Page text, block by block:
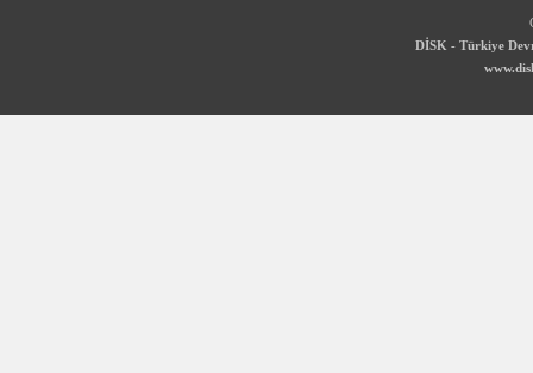
DİSK - Türkiye